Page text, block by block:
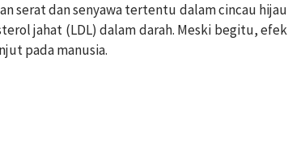
serat dan senyawa tertentu dalam cincau hijau
jahat (LDL) dalam darah. Meski begitu, efek
pada manusia.